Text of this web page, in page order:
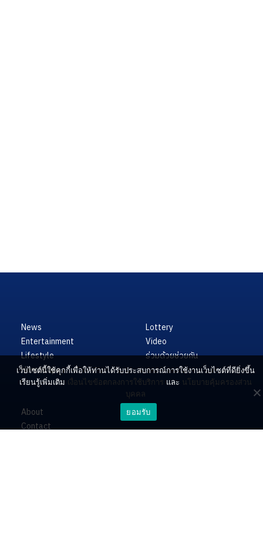
News
Entertainment
Lifestyle
Horoscope
Lottery
Video
ร่วมด้วยช่วยกัน
About
Contact
เว็บไซต์นี้ใช้คุกกี้เพื่อให้ท่านได้รับประสบการณ์การใช้งานเว็บไซต์ที่ดียิ่งขึ้น
เรียนรู้เพิ่มเติม เงื่อนไขข้อตกลงการใช้บริการ และ นโยบายคุ้มครองส่วน
บุคคล
ยอมรับ